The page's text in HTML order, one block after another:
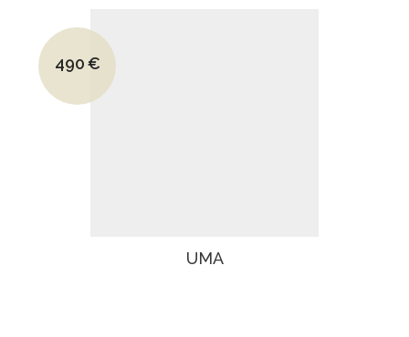
Le prix initial était : 790€.
490€
Le prix actuel est : 490€.
UMA